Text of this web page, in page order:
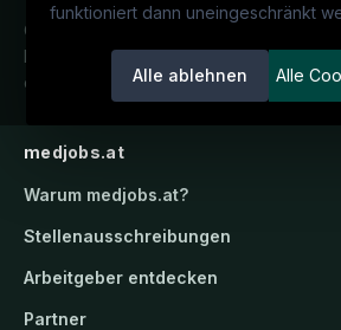
funktioniert dann uneingeschränkt
Alle ablehnen Alle
Österreichs medizinisches
Karriereportal.Ein Service der
candidatis GmbH.
medjobs.at
Warum medjobs.at?
Stellenausschreibungen
Arbeitgeber entdecken
Partner